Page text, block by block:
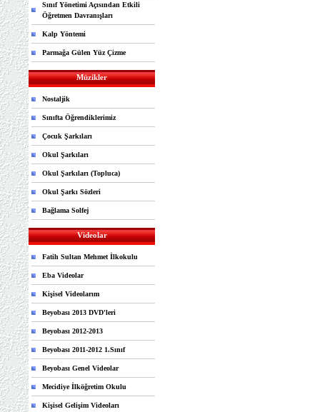
Sınıf Yönetimi Açısından Etkili
Öğretmen Davranışları
Kalp Yöntemi
Parmağa Gülen Yüz Çizme
Müzikler
Nostaljik
Sınıfta Öğrendiklerimiz
Çocuk Şarkıları
Okul Şarkıları
Okul Şarkıları (Topluca)
Okul Şarkı Sözleri
Bağlama Solfej
Videolar
Fatih Sultan Mehmet İlkokulu
Eba Videolar
Kişisel Videolarım
Beyobası 2013 DVD'leri
Beyobası 2012-2013
Beyobası 2011-2012 1.Sınıf
Beyobası Genel Videolar
Mecidiye İlköğretim Okulu
Kişisel Gelişim Videoları